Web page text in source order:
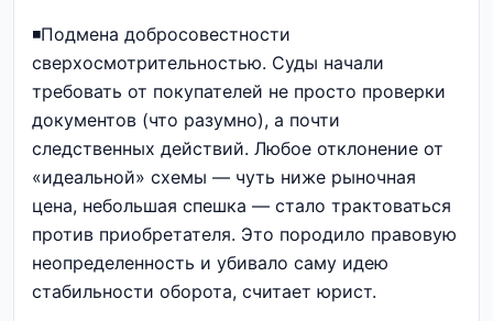
◾️Подмена добросовестности
сверхосмотрительностью. Суды начали
требовать от покупателей не просто проверки
документов (что разумно), а почти
следственных действий. Любое отклонение от
«идеальной» схемы — чуть ниже рыночная
цена, небольшая спешка — стало трактоваться
против приобретателя. Это породило правовую
неопределенность и убивало саму идею
стабильности оборота, считает юрист.